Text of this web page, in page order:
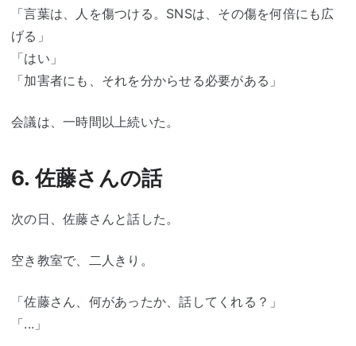
「言葉は、人を傷つける。SNSは、その傷を何倍にも広
げる」
「はい」
「加害者にも、それを分からせる必要がある」
会議は、一時間以上続いた。
6. 佐藤さんの話
次の日、佐藤さんと話した。
空き教室で、二人きり。
「佐藤さん、何があったか、話してくれる？」
「...」